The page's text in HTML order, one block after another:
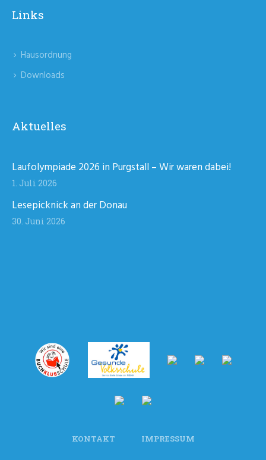
Links
Hausordnung
Downloads
Aktuelles
Laufolympiade 2026 in Purgstall – Wir waren dabei!
1. Juli 2026
Lesepicknick an der Donau
30. Juni 2026
KONTAKT IMPRESSUM